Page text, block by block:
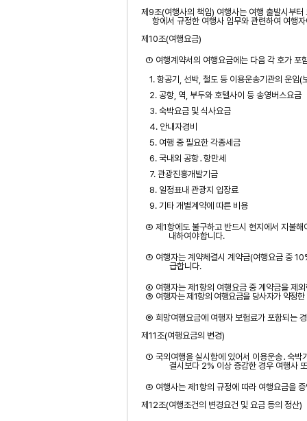
제 9조(여행사의 책임) 여행사는 여행 출발시부터
항에서 규정한 여행사 임무와 관련하여 여행
제 10조(여행요금)
① 여행계약서의 여행요금에는 다음 각 호가 포
1. 항공기 선박 철도 등 이용운송기관의 운임(
2. 공항 역 부두와 호텔사이 등 송영버스요금
3. 숙박요금 및 식사요금
4. 안내자경비
5. 여행 중 필요한 각종세금
6. 국내외 공항․ 항만세
7. 관광진흥개발기금
8. 일정표내 관광지 입장료
9. 기타 개별계약에 따른 비용
② 제 1항에도 불구하고 반드시 현지에서 지불
내하여야 합니다.
③ 여행자는계약체결시 계약금(여행요금 중
급합니다.
④ 여행자는 제1항의 여행요금 중 계약금을 제
⑤ 여행자는 제 1항의 여행요금을 당사자가 약정한
⑥ 희망여행요금에 여행자 보험료가 포함되는
제 11조(여행요금의 변경)
① 국외여행을 실시함에 있어서 이용운송․ 숙박
결시보다 2% 이상 증감한 경우 여행사
② 여행사는 제 1항의 규정에 따라 여행요금을
제 12조(여행조건의 변경요건 및 요금 등의 정산)